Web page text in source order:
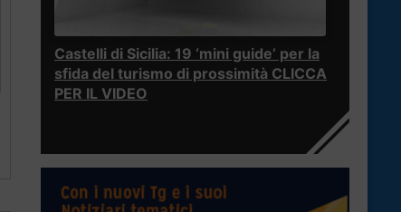
Castelli di Sicilia: 19 ‘mini guide’ per la
sfida del turismo di prossimità CLICCA
PER IL VIDEO